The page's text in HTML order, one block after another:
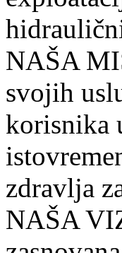
NAŠA
svojih
korisnika
zdravlja
NAŠA